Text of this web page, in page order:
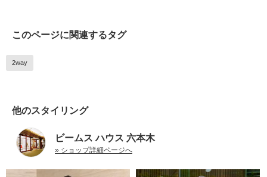
このページに関連するタグ
2way
他のスタイリング
ビームス ハウス 六本木
» ショップ詳細ページへ